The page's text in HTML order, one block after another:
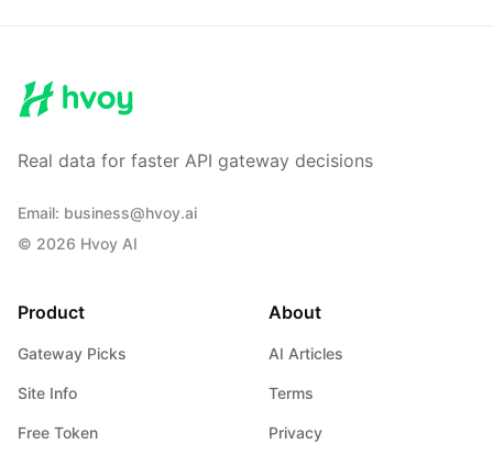
Real data for faster API gateway decisions
Email: business@hvoy.ai
© 2026 Hvoy AI
Product
Gateway Picks
Site Info
Free Token
About
AI Articles
Terms
Privacy